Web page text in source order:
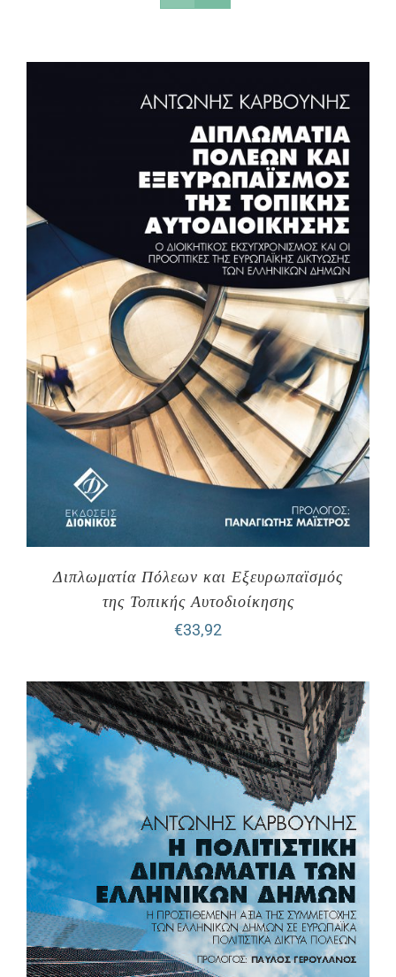
Διπλωματία Πόλεων και Εξευρωπαϊσμός
της Τοπικής Αυτοδιοίκησης
€33,92